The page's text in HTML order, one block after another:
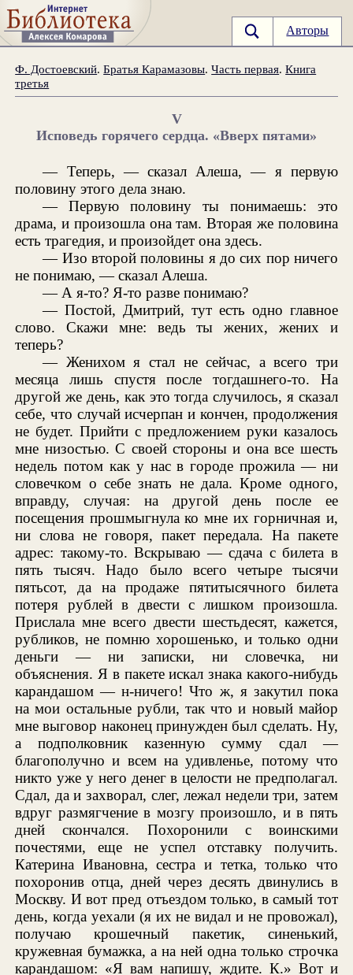
Авторы
Ф. Достоевский.Братья Карамазовы.Часть первая.Книга
третья
V
Исповедь горячего сердца. «Вверх пятами»
— Теперь, — сказал Алеша, — я первую
половину этого дела знаю.
— Первую половину ты понимаешь: это
драма, и произошла она там. Вторая же половина
есть трагедия, и произойдет она здесь.
— Изо второй половины я до сих пор ничего
не понимаю, — сказал Алеша.
— А я-то? Я-то разве понимаю?
— Постой, Дмитрий, тут есть одно главное
слово. Скажи мне: ведь ты жених, жених и
теперь?
— Женихом я стал не сейчас, а всего три
месяца лишь спустя после тогдашнего-то. На
другой же день, как это тогда случилось, я сказал
себе, что случай исчерпан и кончен, продолжения
не будет. Прийти с предложением руки казалось
мне низостью. С своей стороны и она все шесть
недель потом как у нас в городе прожила — ни
словечком о себе знать не дала. Кроме одного,
вправду, случая: на другой день после ее
посещения прошмыгнула ко мне их горничная и,
ни слова не говоря, пакет передала. На пакете
адрес: такому-то. Вскрываю — сдача с билета в
пять тысяч. Надо было всего четыре тысячи
пятьсот, да на продаже пятитысячного билета
потеря рублей в двести с лишком произошла.
Прислала мне всего двести шестьдесят, кажется,
рубликов, не помню хорошенько, и только одни
деньги — ни записки, ни словечка, ни
объяснения. Я в пакете искал знака какого-нибудь
карандашом — н-ничего! Что ж, я закутил пока
на мои остальные рубли, так что и новый майор
мне выговор наконец принужден был сделать. Ну,
а подполковник казенную сумму сдал —
благополучно и всем на удивленье, потому что
никто уже у него денег в целости не предполагал.
Сдал, да и захворал, слег, лежал недели три, затем
вдруг размягчение в мозгу произошло, и в пять
дней скончался. Похоронили с воинскими
почестями, еще не успел отставку получить.
Катерина Ивановна, сестра и тетка, только что
похоронив отца, дней через десять двинулись в
Москву. И вот пред отъездом только, в самый тот
день, когда уехали (я их не видал и не провожал),
получаю крошечный пакетик, синенький,
кружевная бумажка, а на ней одна только строчка
карандашом: «Я вам напишу, ждите. К.» Вот и